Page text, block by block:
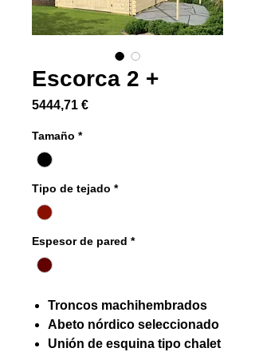
Escorca 2 +
5444,71 €Precio
Tamaño *
Tipo de tejado *
Espesor de pared *
Troncos machihembrados
Abeto nórdico seleccionado
Unión de esquina tipo chalet